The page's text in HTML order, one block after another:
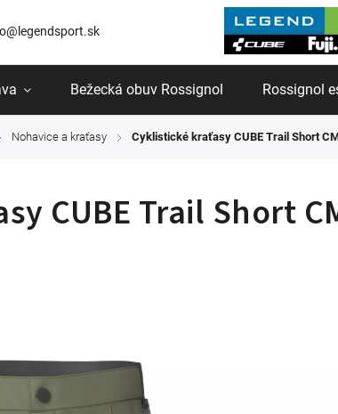
Bežecká obuv Rossignol Rossignol
Nohavice a kraťasy / Cyklistické kraťasy CUBE Trail Short
CUBE Trail Short